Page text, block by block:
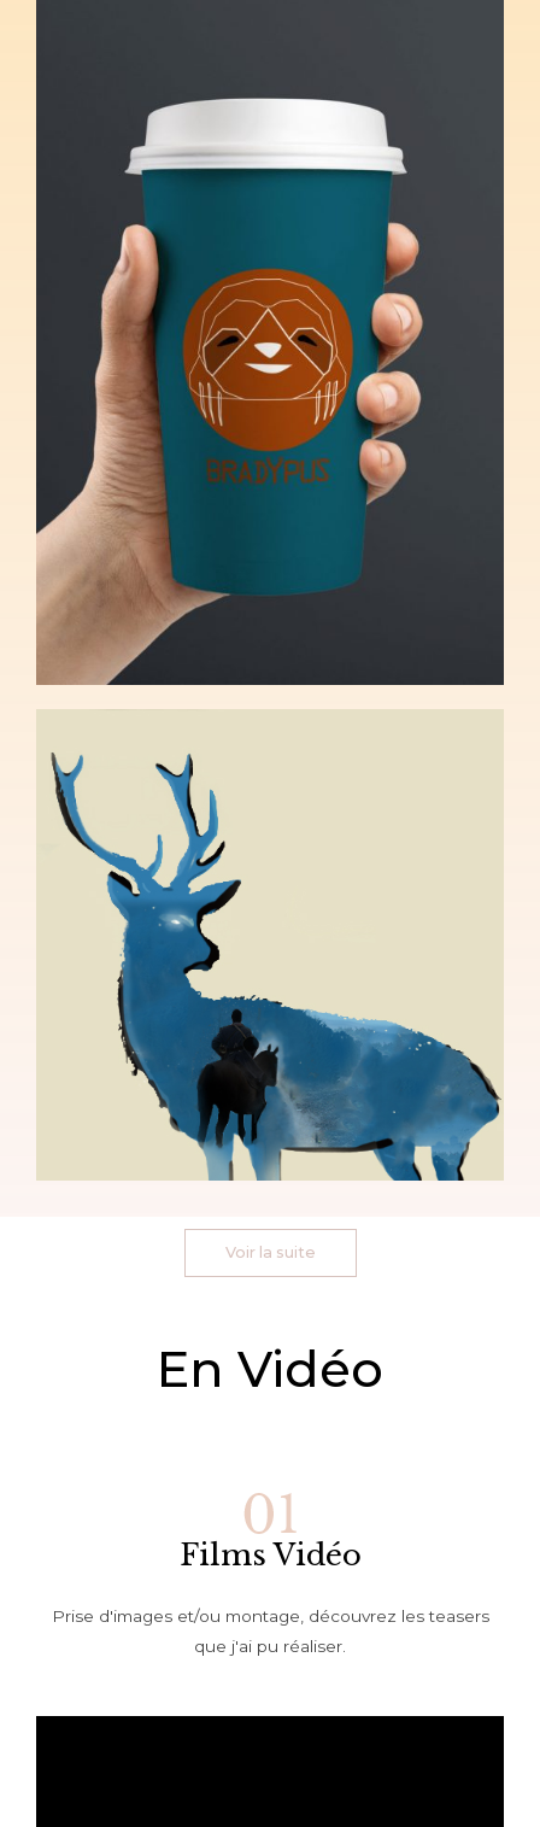
Voir la suite
En Vidéo
Films Vidéo
Prise d'images et/ou montage, découvrez les teasers
que j'ai pu réaliser.